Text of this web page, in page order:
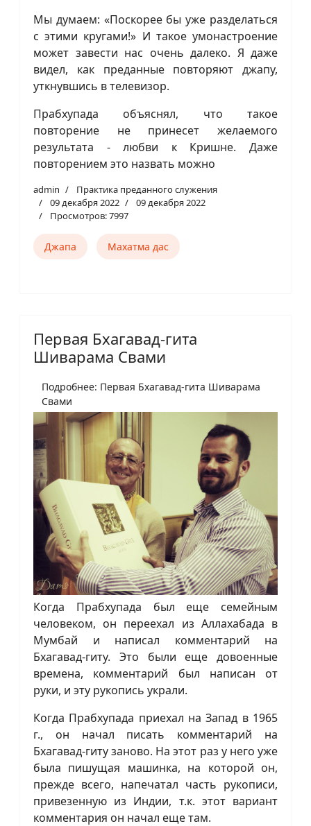
Мы думаем: «Поскорее бы уже разделаться
с этими кругами!» И такое умонастроение
может завести нас очень далеко. Я даже
видел, как преданные повторяют джапу,
уткнувшись в телевизор.
Прабхупада объяснял, что такое
повторение не принесет желаемого
результата - любви к Кришне. Даже
повторением это назвать можно
admin
Практика преданного служения
09 декабря 2022
09 декабря 2022
Просмотров: 7997
Джапа Махатма дас
Первая Бхагавад-гита
Шиварама Свами
Подробнее: Первая Бхагавад-гита Шиварама
Свами
Когда Прабхупада был еще семейным
человеком, он переехал из Аллахабада в
Мумбай и написал комментарий на
Бхагавад-гиту. Это были еще довоенные
времена, комментарий был написан от
руки, и эту рукопись украли.
Когда Прабхупада приехал на Запад в 1965
г., он начал писать комментарий на
Бхагавад-гиту заново. На этот раз у него уже
была пишущая машинка, на которой он,
прежде всего, напечатал часть рукописи,
привезенную из Индии, т.к. этот вариант
комментария он начал еще там.